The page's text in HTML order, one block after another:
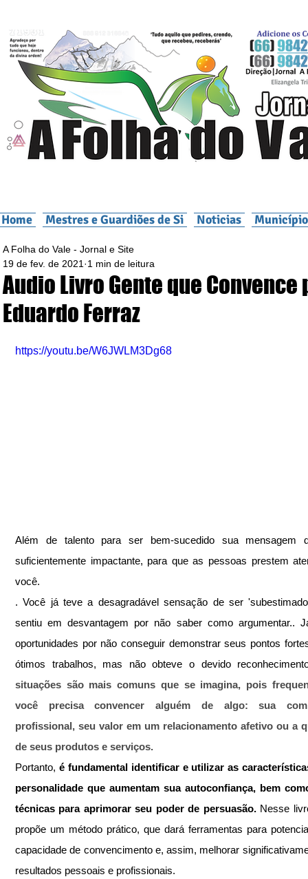
Home Mestres e Guardiões de Si Noticias
Audio Livro Gente que Convence
Eduardo Ferraz
A Folha do Vale - Jornal e Site
19 de fev. de 2021 1 min de leitura
https://youtu.be/W6JWLM3Dg68
Além de talento para ser bem-sucedido sua mensagem
suficientemente impactante, para que as pessoas prestem
você.
. Você já teve a desagradável sensação de ser
sentiu em desvantagem por não saber como argumentar..
oportunidades por não conseguir demonstrar seus pontos
ótimos trabalhos, mas não obteve o devido
situações são mais comuns que se imagina, pois
você precisa convencer alguém de algo: sua
profissional, seu valor em um relacionamento afetivo ou a
de seus produtos e serviços.
Portanto, é fundamental identificar e utilizar as
personalidade que aumentam sua autoconfiança, bem
técnicas para aprimorar seu poder de persuasão. Nesse
propõe um método prático, que dará ferramentas para
capacidade de convencimento e, assim, melhorar
resultados pessoais e profissionais.